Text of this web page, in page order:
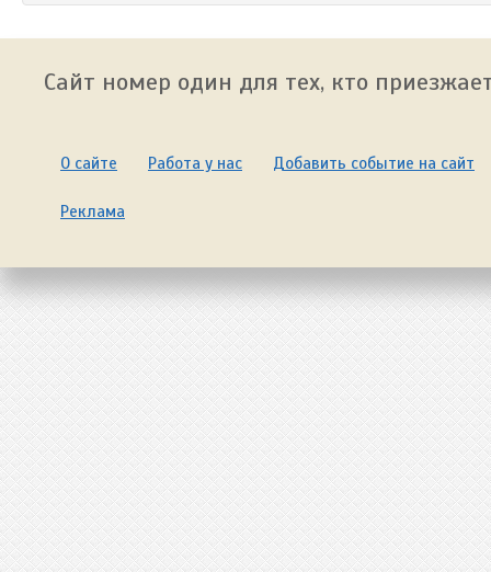
Сайт номер один для тех, кто
О сайте Работа у нас Добавить событие на сайт
Реклама